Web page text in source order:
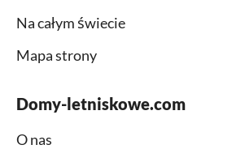
Na całym świecie
Mapa strony
Domy-letniskowe.com
O nas